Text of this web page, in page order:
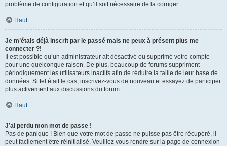
problème de configuration et qu’il soit nécessaire de la corriger.
Haut
Je m’étais déjà inscrit par le passé mais ne peux à présent plus me
connecter ?!
Il est possible qu’un administrateur ait désactivé ou supprimé votre compte
pour une quelconque raison. De plus, beaucoup de forums suppriment
périodiquement les utilisateurs inactifs afin de réduire la taille de leur base de
données. Si tel était le cas, inscrivez-vous de nouveau et essayez de participer
plus activement aux discussions du forum.
Haut
J’ai perdu mon mot de passe !
Pas de panique ! Bien que votre mot de passe ne puisse pas être récupéré, il
peut facilement être réinitialisé. Veuillez vous rendre sur la page de connexion